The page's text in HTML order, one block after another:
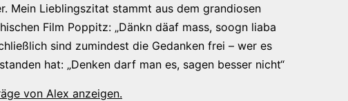
Mein Lieblingszitat stammt aus dem grandiosen
Film Poppitz: „Dänkn däaf mass, soogn liaba
sind zumindest die Gedanken frei – wer es
hat: „Denken darf man es, sagen besser nicht“
von Alex anzeigen.